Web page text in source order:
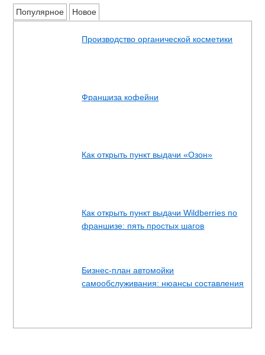
Популярное Новое
Производство органической косметики
Франшиза кофейни
Как открыть пункт выдачи «Озон»
Как открыть пункт выдачи Wildberries по
франшизе: пять простых шагов
Бизнес-план автомойки
самообслуживания: нюансы составления